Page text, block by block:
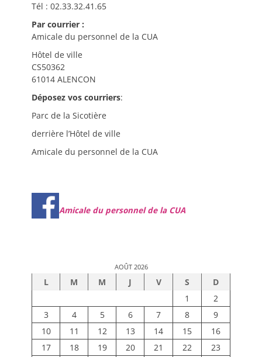
Tél : 02.33.32.41.65
Par courrier :
Amicale du personnel de la CUA
Hôtel de ville
CS50362
61014 ALENCON
Déposez vos courriers:
Parc de la Sicotière
derrière l’Hôtel de ville
Amicale du personnel de la CUA
Amicale du personnel de la CUA
AOÛT 2026
L M M J V S
D
1
2
3
4 5 6 7 8
9
10
11 12 13 14 15
16
17
18 19 20 21 22 23